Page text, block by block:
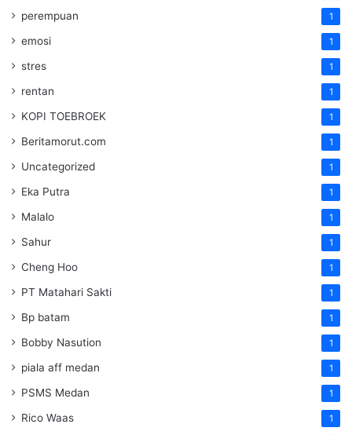
perempuan 1
emosi 1
stres 1
rentan 1
KOPI TOEBROEK 1
Beritamorut.com 1
Uncategorized 1
Eka Putra 1
Malalo 1
Sahur 1
Cheng Hoo 1
PT Matahari Sakti 1
Bp batam 1
Bobby Nasution 1
piala aff medan 1
PSMS Medan 1
Rico Waas 1